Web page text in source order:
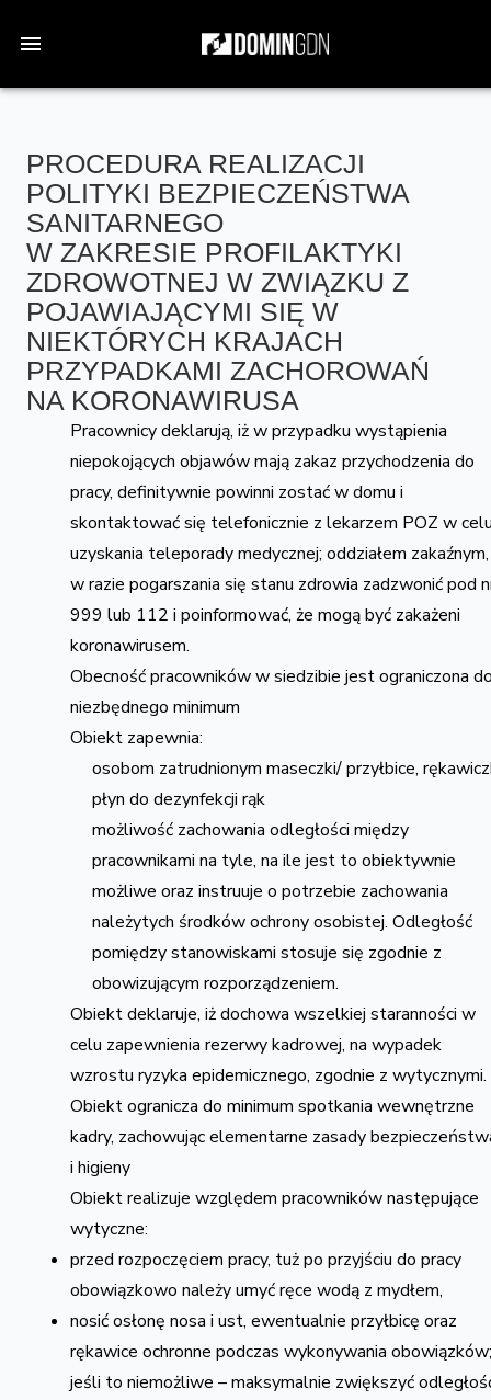
PROCEDURA REALIZACJI
POLITYKI BEZPIECZEŃSTWA
SANITARNEGO
W ZAKRESIE PROFILAKTYKI
ZDROWOTNEJ W ZWIĄZKU Z
POJAWIAJĄCYMI SIĘ W
NIEKTÓRYCH KRAJACH
PRZYPADKAMI ZACHOROWAŃ
NA KORONAWIRUSA
Pracownicy deklarują, iż w przypadku wystąpienia
niepokojących objawów mają zakaz przychodzenia do
pracy, definitywnie powinni zostać w domu i
skontaktować się telefonicznie z lekarzem POZ w
uzyskania teleporady medycznej; oddziałem
w razie pogarszania się stanu zdrowia zadzwonić pod
999 lub 112 i poinformować, że mogą być zakażeni
koronawirusem.
Obecność pracowników w siedzibie jest ograniczona
niezbędnego minimum
Obiekt zapewnia:
osobom zatrudnionym maseczki/ przyłbice,
płyn do dezynfekcji rąk
możliwość zachowania odległości między
pracownikami na tyle, na ile jest to obiektywnie
możliwe oraz instruuje o potrzebie zachowania
należytych środków ochrony osobistej. Odległość
pomiędzy stanowiskami stosuje się zgodnie z
obowizującym rozporządzeniem.
Obiekt deklaruje, iż dochowa wszelkiej staranności w
celu zapewnienia rezerwy kadrowej, na wypadek
wzrostu ryzyka epidemicznego, zgodnie z wytycznymi.
Obiekt ogranicza do minimum spotkania wewnętrzne
kadry, zachowując elementarne zasady
i higieny
Obiekt realizuje względem pracowników następujące
wytyczne:
przed rozpoczęciem pracy, tuż po przyjściu do pracy
obowiązkowo należy umyć ręce wodą z mydłem,
nosić osłonę nosa i ust, ewentualnie przyłbicę oraz
rękawice ochronne podczas wykonywania obowiązków;
jeśli to niemożliwe – maksymalnie zwiększyć